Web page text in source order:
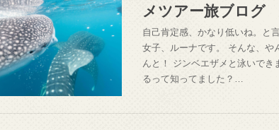
メツアー旅ブログ
自己肯定感、かなり低いね。と
女子、ルーナです。 そんな、や
んと！ ジンベエザメと泳いで
るって知ってました？…